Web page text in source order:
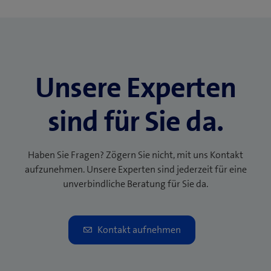
Unsere Experten
sind für Sie da.
Haben Sie Fragen? Zögern Sie nicht, mit uns Kontakt
aufzunehmen. Unsere Experten sind jederzeit für eine
unverbindliche Beratung für Sie da.